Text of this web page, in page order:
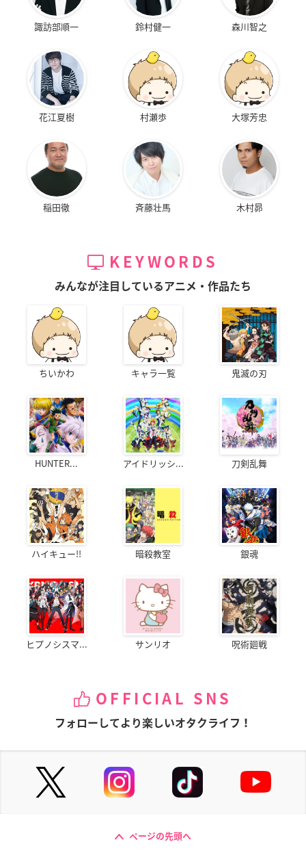
諏訪部順一 鈴村健一 森川智之
花江夏樹 村瀬歩 大塚芳忠
稲田徹 斉藤壮馬 木村昴
KEYWORDS
みんなが注目しているアニメ・作品たち
ちいかわ キャラ一覧 鬼滅の刃
HUNTER... アイドリッシ... 刀剣乱舞
ハイキュー!! 暗殺教室 銀魂
ヒプノシスマ... サンリオ 呪術廻戦
OFFICIAL SNS
フォローしてより楽しいオタクライフ！
ページの先頭へ